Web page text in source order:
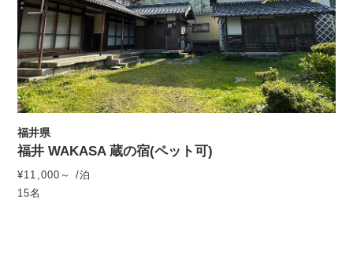
福井県
福井 WAKASA 蔵の宿(ペット可)
¥11,000～ /泊
15名